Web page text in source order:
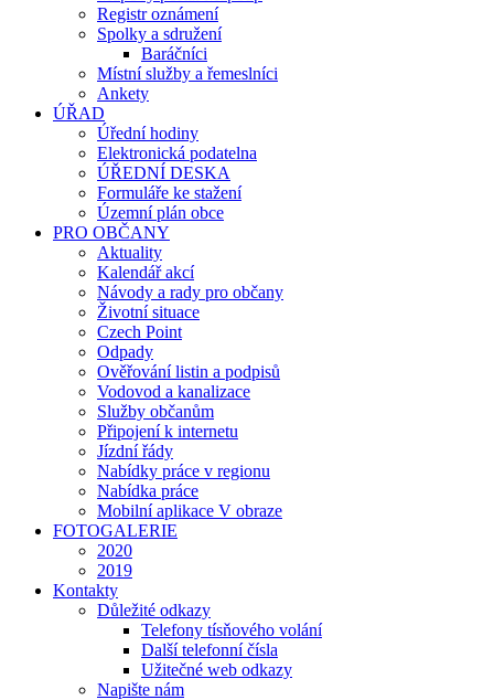
Registr oznámení
Spolky a sdružení
Baráčníci
Místní služby a řemeslníci
Ankety
ÚŘAD
Úřední hodiny
Elektronická podatelna
ÚŘEDNÍ DESKA
Formuláře ke stažení
Územní plán obce
PRO OBČANY
Aktuality
Kalendář akcí
Návody a rady pro občany
Životní situace
Czech Point
Odpady
Ověřování listin a podpisů
Vodovod a kanalizace
Služby občanům
Připojení k internetu
Jízdní řády
Nabídky práce v regionu
Nabídka práce
Mobilní aplikace V obraze
FOTOGALERIE
2020
2019
Kontakty
Důležité odkazy
Telefony tísňového volání
Další telefonní čísla
Užitečné web odkazy
Napište nám